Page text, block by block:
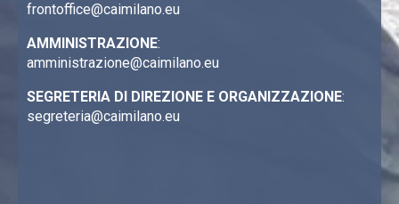
frontoffice@caimilano.eu
AMMINISTRAZIONE:
amministrazione@caimilano.eu
SEGRETERIA DI DIREZIONE E ORGANIZZAZIONE:
segreteria@caimilano.eu